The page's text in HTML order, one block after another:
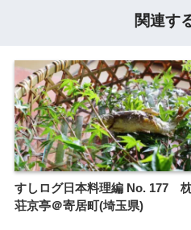
関連す
すしログ日本料理編 No. 177
荘京亭＠寄居町(埼玉県)